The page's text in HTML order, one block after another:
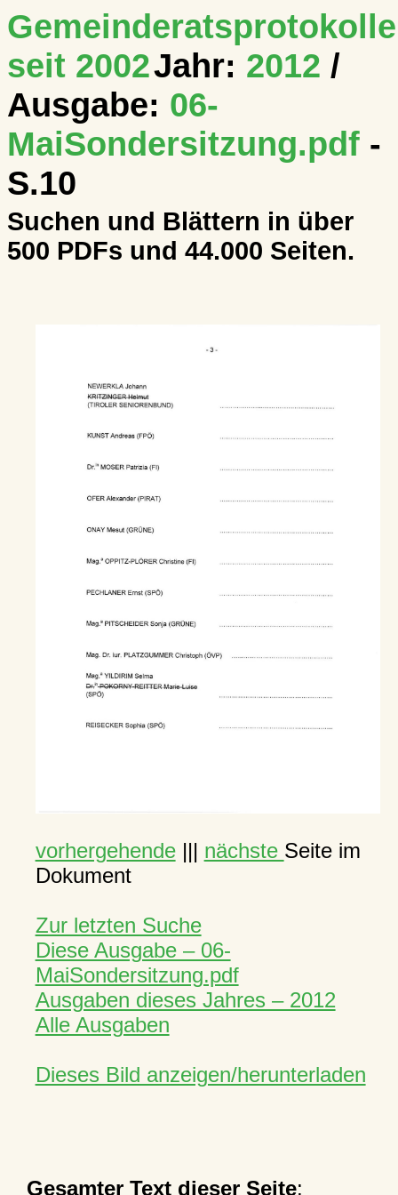
Gemeinderatsprotokolle
seit 2002Jahr: 2012 /
Ausgabe: 06-
MaiSondersitzung.pdf -
S.10
Suchen und Blättern in über
500 PDFs und 44.000 Seiten.
vorhergehende||| nächste Seite im
Dokument
Zur letzten Suche
Diese Ausgabe – 06-
MaiSondersitzung.pdf
Ausgaben dieses Jahres – 2012
Alle Ausgaben
Dieses Bild anzeigen/herunterladen
Gesamter Text dieser Seite: